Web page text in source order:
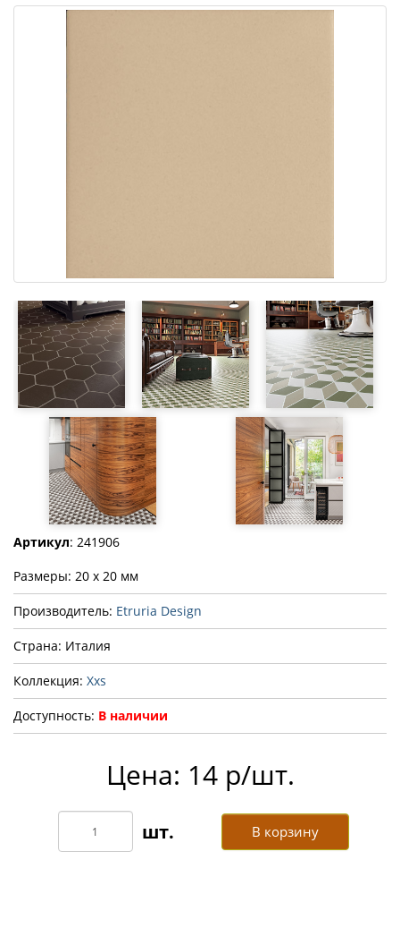
Артикул: 241906
Размеры: 20 x 20 мм
Производитель: Etruria Design
Страна: Италия
Коллекция: Xxs
Доступность: В наличии
Цена: 14 р/шт.
В корзину